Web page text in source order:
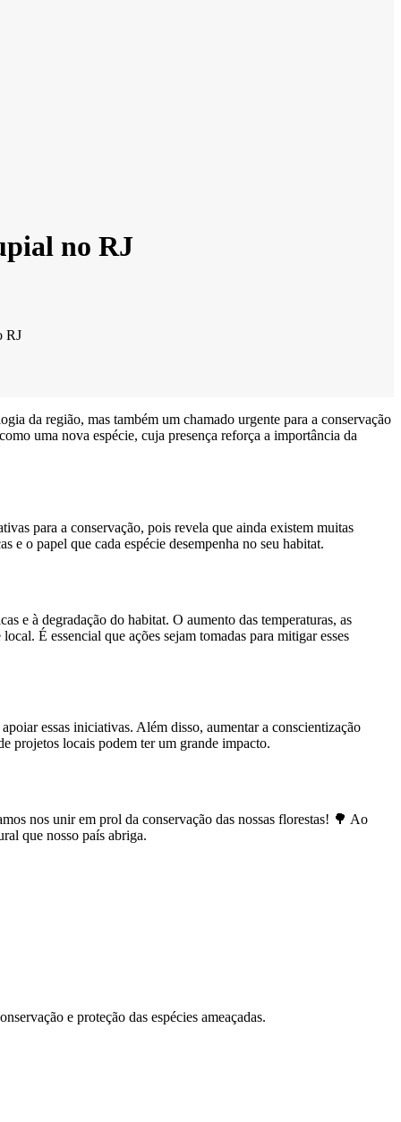
no RJ
RJ
da região, mas também um chamado urgente para a conservação
uma nova espécie, cuja presença reforça a importância da
para a conservação, pois revela que ainda existem muitas
e o papel que cada espécie desempenha no seu habitat.
e à degradação do habitat. O aumento das temperaturas, as
É essencial que ações sejam tomadas para mitigar esses
essas iniciativas. Além disso, aumentar a conscientização
projetos locais podem ter um grande impacto.
nos unir em prol da conservação das nossas florestas! 🌳 Ao
que nosso país abriga.
e proteção das espécies ameaçadas.